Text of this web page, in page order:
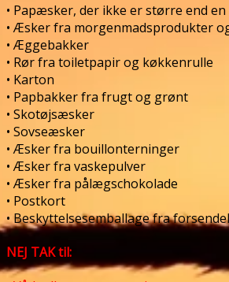
• Papæsker, der ikke er større end
• Æsker fra morgenmadsprodukter
• Æggebakker
• Rør fra toiletpapir og køkkenrulle
• Karton
• Papbakker fra frugt og grønt
• Skotøjsæsker
• Sovseæsker
• Æsker fra bouillonterninger
• Æsker fra vaskepulver
• Æsker fra pålægschokolade
• Postkort
• Beskyttelsesemballage fra
NEJ TAK til: